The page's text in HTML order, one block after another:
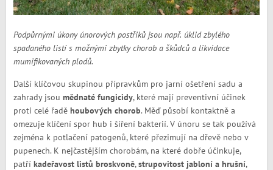
Podpůrnými úkony únorových postřiků jsou např. úklid zbylého
spadaného listí s možnými zbytky chorob a škůdců a likvidace
mumifikovaných plodů.
Další klíčovou skupinou přípravkům pro jarní ošetření sadu a
zahrady jsou mědnaté fungicidy, které mají preventivní účinek
proti celé řadě houbových chorob. Měď působí kontaktně a
omezuje klíčení spor hub i šíření bakterií. V únoru se tak používá
zejména k potlačení patogenů, které přezimují na dřevě nebo v
pupenech. K nejčastějším chorobám, na které dobře účinkuje,
patří kadeřavost listů broskvoně,strupovitost jabloní a hrušní,